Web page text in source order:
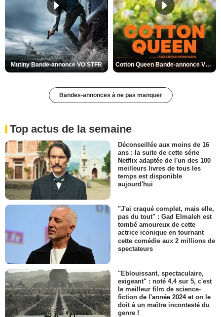
Mutiny Bande-annonce VO STFR Cotton Queen Bande-annonce VO STFR
Bandes-annonces à ne pas manquer
Top actus de la semaine
Déconseillée aux moins de 16
ans : la suite de cette série
Netflix adaptée de l'un des 100
meilleurs livres de tous les
temps est disponible
aujourd'hui
"J'ai craqué complet, mais elle,
pas du tout" : Gad Elmaleh est
tombé amoureux de cette
actrice iconique en tournant
cette comédie aux 2 millions de
spectateurs
"Eblouissant, spectaculaire,
exigeant" : noté 4,4 sur 5, c'est
le meilleur film de science-
fiction de l'année 2024 et on le
doit à un maître incontesté du
genre !